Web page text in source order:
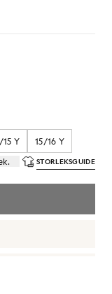
15 Y
15/16 Y
STORLEKSGUIDE